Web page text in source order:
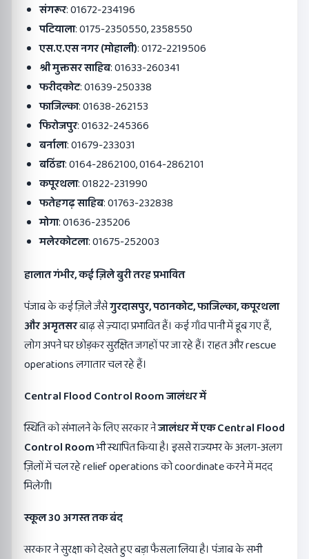
संगरूर: 01672-234196
पटियाला: 0175-2350550, 2358550
एस.ए.एस नगर (मोहाली): 0172-2219506
श्री मुक्तसर साहिब: 01633-260341
फरीदकोट: 01639-250338
फाजिल्का: 01638-262153
फिरोजपुर: 01632-245366
बर्नाला: 01679-233031
बठिंडा: 0164-2862100, 0164-2862101
कपूरथला: 01822-231990
फतेहगढ़ साहिब: 01763-232838
मोगा: 01636-235206
मलेरकोटला: 01675-252003
हालात गंभीर,कई ज़िले बुरी तरह प्रभावित
पंजाब के कई ज़िले जैसेगुरदासपुर,पठानकोट,फाजिल्का,कपूरथला
और अमृतसरबाढ़ से ज़्यादा प्रभावित हैं। कई गाँव पानी में डूब गए हैं,
लोग अपने घर छोड़कर सुरक्षित जगहों पर जा रहे हैं। राहत और rescue
operations लगातार चल रहे हैं।
Central Flood Control Roomजालंधर में
स्थिति को संभालने के लिए सरकार नेजालंधर में एकCentral Flood
Control Roomभी स्थापित किया है। इससे राज्यभर के अलग-अलग
ज़िलों में चल रहे relief operations को coordinate करने में मदद
मिलेगी।
स्कूल30 अगस्त तक बंद
सरकार ने सुरक्षा को देखते हुए बड़ा फैसला लिया है। पंजाब के सभी